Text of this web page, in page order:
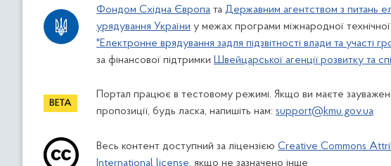
Фондом Східна Європа та Державним агентством з питань
урядування України у межах програми міжнародної
"Електронне врядування задля підзвітності влади та участі
за фінансової підтримки Швейцарської агенції розвитку та
Портал працює в тестовому режимі. Якщо ви маєте
пропозиції, будь ласка, напишіть нам: support@kmu.gov.ua
Весь контент доступний за ліцензією Creative Commons
International license, якщо не зазначено інше